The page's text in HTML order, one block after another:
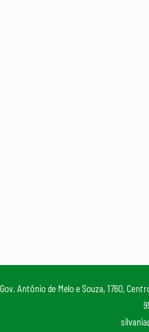
Antônio de Melo e Souza, 1760,